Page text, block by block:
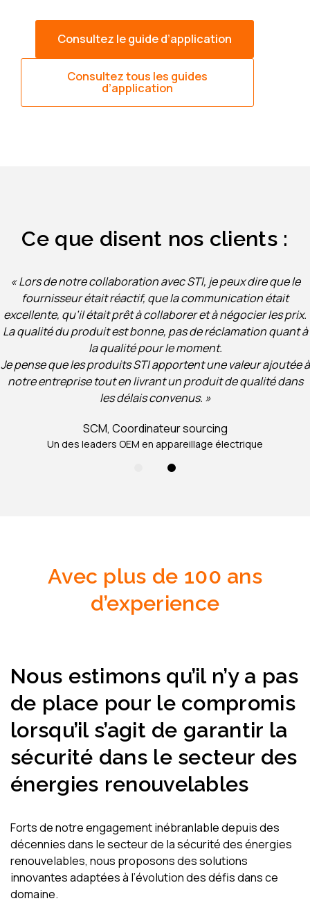
Consultez le guide d’application
Consultez tous les guides
d’application
Ce que disent nos clients :
« Lors de notre collaboration avec STI, je peux dire que le
fournisseur était réactif, que la communication était
excellente, qu’il était prêt à collaborer et à négocier les prix.
La qualité du produit est bonne, pas de réclamation quant à
la qualité pour le moment.
Je pense que les produits STI apportent une valeur ajoutée à
notre entreprise tout en livrant un produit de qualité dans
les délais convenus. »
SCM, Coordinateur sourcing
Un des leaders OEM en appareillage électrique
Avec plus de 100 ans
d’experience
Nous estimons qu’il n’y a pas
de place pour le compromis
lorsqu’il s’agit de garantir la
sécurité dans le secteur des
énergies renouvelables
Forts de notre engagement inébranlable depuis des
décennies dans le secteur de la sécurité des énergies
renouvelables, nous proposons des solutions
innovantes adaptées à l’évolution des défis dans ce
domaine.